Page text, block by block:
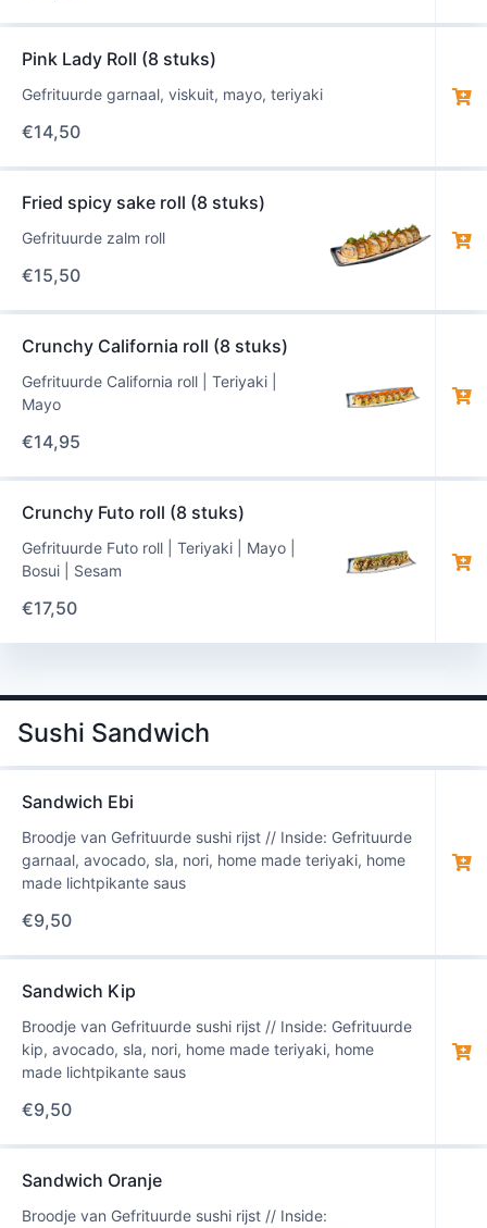
Pink Lady Roll (8 stuks)
Gefrituurde garnaal, viskuit, mayo, teriyaki
€14,50
Fried spicy sake roll (8 stuks)
Gefrituurde zalm roll
€15,50
Crunchy California roll (8 stuks)
Gefrituurde California roll | Teriyaki |
Mayo
€14,95
Crunchy Futo roll (8 stuks)
Gefrituurde Futo roll | Teriyaki | Mayo |
Bosui | Sesam
€17,50
Sushi Sandwich
Sandwich Ebi
Broodje van Gefrituurde sushi rijst // Inside: Gefrituurde
garnaal, avocado, sla, nori, home made teriyaki, home
made lichtpikante saus
€9,50
Sandwich Kip
Broodje van Gefrituurde sushi rijst // Inside: Gefrituurde
kip, avocado, sla, nori, home made teriyaki, home
made lichtpikante saus
€9,50
Sandwich Oranje
Broodje van Gefrituurde sushi rijst // Inside: